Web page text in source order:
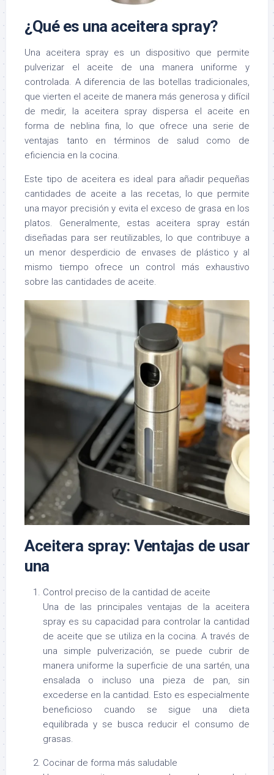
¿Qué es una aceitera spray?
Una aceitera spray es un dispositivo que permite
pulverizar el aceite de una manera uniforme y
controlada. A diferencia de las botellas tradicionales,
que vierten el aceite de manera más generosa y difícil
de medir, la aceitera spray dispersa el aceite en
forma de neblina fina, lo que ofrece una serie de
ventajas tanto en términos de salud como de
eficiencia en la cocina.
Este tipo de aceitera es ideal para añadir pequeñas
cantidades de aceite a las recetas, lo que permite
una mayor precisión y evita el exceso de grasa en los
platos. Generalmente, estas aceitera spray están
diseñadas para ser reutilizables, lo que contribuye a
un menor desperdicio de envases de plástico y al
mismo tiempo ofrece un control más exhaustivo
sobre las cantidades de aceite.
Aceitera spray: Ventajas de usar
una
Control preciso de la cantidad de aceite
Una de las principales ventajas de la aceitera
spray es su capacidad para controlar la cantidad
de aceite que se utiliza en la cocina. A través de
una simple pulverización, se puede cubrir de
manera uniforme la superficie de una sartén, una
ensalada o incluso una pieza de pan, sin
excederse en la cantidad. Esto es especialmente
beneficioso cuando se sigue una dieta
equilibrada y se busca reducir el consumo de
grasas.
Cocinar de forma más saludable